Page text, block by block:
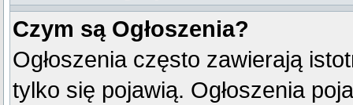
Czym są Ogłoszenia?
Ogłoszenia często zawierają
tylko się pojawią. Ogłoszenia